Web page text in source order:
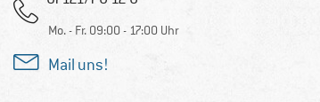
Mo. - Fr. 09:00 - 17:00 Uhr
Mail uns!